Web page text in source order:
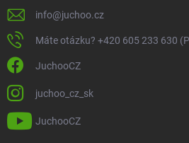
info@juchoo.cz
Máte otázku? +420 605 233 630
JuchooCZ
juchoo_cz_sk
JuchooCZ